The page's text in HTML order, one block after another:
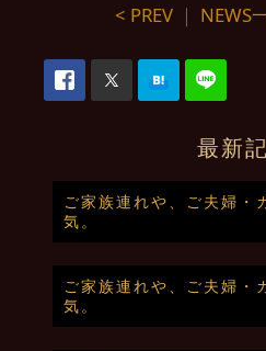
< PREV｜ NEWS
最新
ご家族連れや、ご夫婦・
気。
ご家族連れや、ご夫婦・
気。